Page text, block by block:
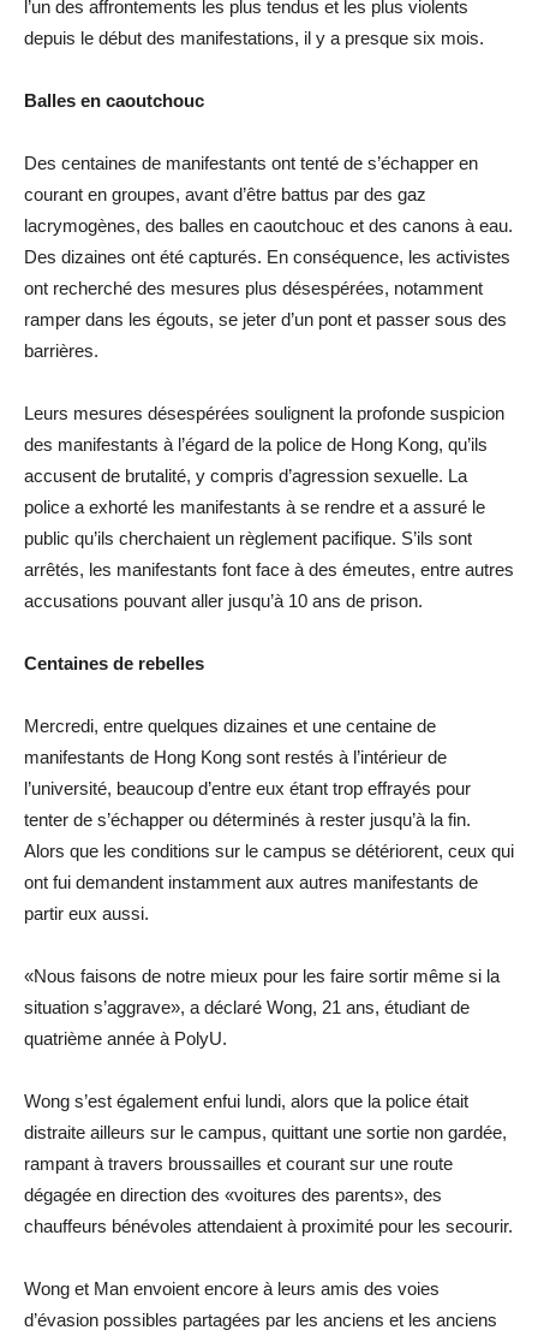
l’un des affrontements les plus tendus et les plus violents
depuis le début des manifestations, il y a presque six mois.
Balles en caoutchouc
Des centaines de manifestants ont tenté de s’échapper en
courant en groupes, avant d’être battus par des gaz
lacrymogènes, des balles en caoutchouc et des canons à eau.
Des dizaines ont été capturés. En conséquence, les activistes
ont recherché des mesures plus désespérées, notamment
ramper dans les égouts, se jeter d’un pont et passer sous des
barrières.
Leurs mesures désespérées soulignent la profonde suspicion
des manifestants à l’égard de la police de Hong Kong, qu’ils
accusent de brutalité, y compris d’agression sexuelle. La
police a exhorté les manifestants à se rendre et a assuré le
public qu’ils cherchaient un règlement pacifique. S’ils sont
arrêtés, les manifestants font face à des émeutes, entre autres
accusations pouvant aller jusqu’à 10 ans de prison.
Centaines de rebelles
Mercredi, entre quelques dizaines et une centaine de
manifestants de Hong Kong sont restés à l’intérieur de
l’université, beaucoup d’entre eux étant trop effrayés pour
tenter de s’échapper ou déterminés à rester jusqu’à la fin.
Alors que les conditions sur le campus se détériorent, ceux qui
ont fui demandent instamment aux autres manifestants de
partir eux aussi.
«Nous faisons de notre mieux pour les faire sortir même si la
situation s’aggrave», a déclaré Wong, 21 ans, étudiant de
quatrième année à PolyU.
Wong s’est également enfui lundi, alors que la police était
distraite ailleurs sur le campus, quittant une sortie non gardée,
rampant à travers broussailles et courant sur une route
dégagée en direction des «voitures des parents», des
chauffeurs bénévoles attendaient à proximité pour les secourir.
Wong et Man envoient encore à leurs amis des voies
d’évasion possibles partagées par les anciens et les anciens